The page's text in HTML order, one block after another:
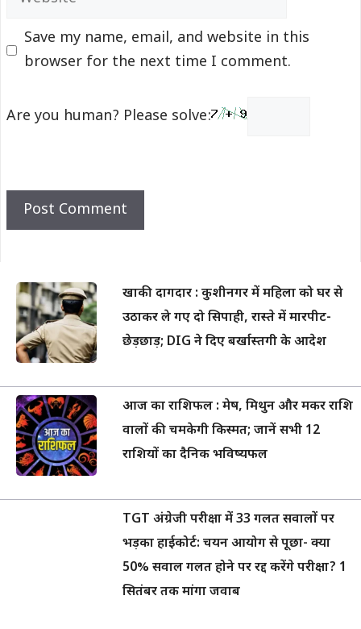
Save my name, email, and website in this
browser for the next time I comment.
Are you human? Please solve:
खाकी दागदार : कुशीनगर में महिला को घर से
उठाकर ले गए दो सिपाही, रास्ते में मारपीट-
छेड़छाड़; DIG ने दिए बर्खास्तगी के आदेश
आज का राशिफल : मेष, मिथुन और मकर राशि
वालों की चमकेगी किस्मत; जानें सभी 12
राशियों का दैनिक भविष्यफल
TGT अंग्रेजी परीक्षा में 33 गलत सवालों पर
भड़का हाईकोर्ट: चयन आयोग से पूछा- क्या
50% सवाल गलत होने पर रद्द करेंगे परीक्षा? 1
सितंबर तक मांगा जवाब